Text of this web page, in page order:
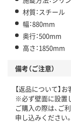
材質：スチール
幅：880mm
奥行：500mm
高さ：1850mm
備考（ご注意）
【返品について】
※必ず壁面に設置
ご購入の際は、ご
申し込みください。